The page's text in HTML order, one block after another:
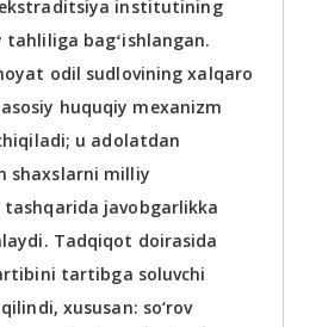
institutining
bagʻishlangan.
odil sudlovining xalqaro
huquqiy mexanizm
u adolatdan
shaxslarni milliy
javobgarlikka
Tadqiqot doirasida
tartibga soluvchi
xususan: so‘rov